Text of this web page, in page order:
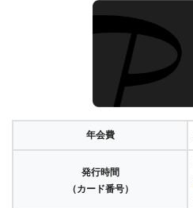
年会費
発行時間
（カード番号）